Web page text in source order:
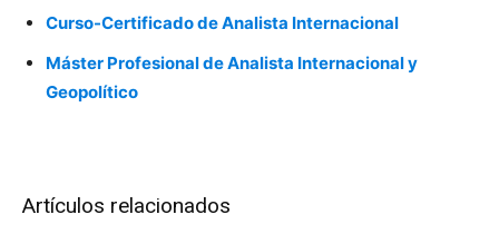
Curso-Certificado de Analista Internacional
Máster Profesional de Analista Internacional y
Geopolítico
Artículos relacionados